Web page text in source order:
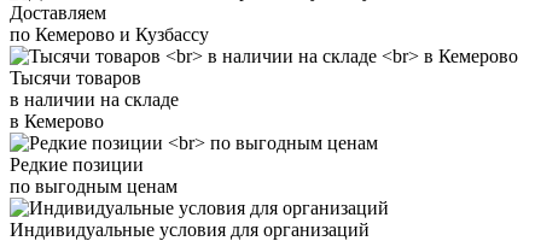
Доставляем
по Кемерово и Кузбассу
Тысячи товаров
в наличии на складе
в Кемерово
Редкие позиции
по выгодным ценам
Индивидуальные условия для организаций